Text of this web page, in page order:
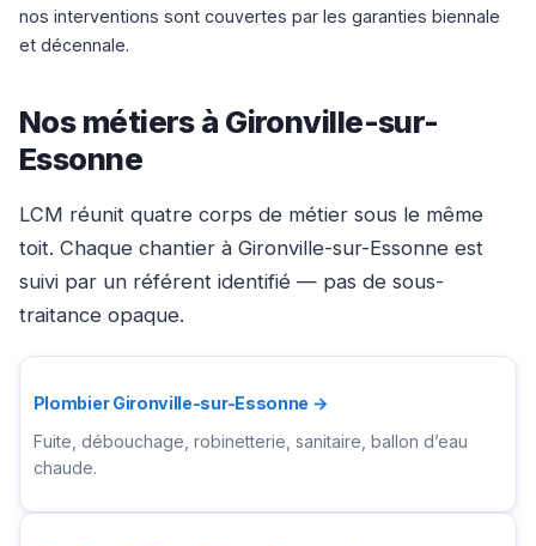
nos interventions sont couvertes par les garanties biennale
et décennale.
Nos métiers à Gironville-sur-
Essonne
LCM réunit quatre corps de métier sous le même
toit. Chaque chantier à Gironville-sur-Essonne est
suivi par un référent identifié — pas de sous-
traitance opaque.
Plombier Gironville-sur-Essonne →
Fuite, débouchage, robinetterie, sanitaire, ballon d’eau
chaude.